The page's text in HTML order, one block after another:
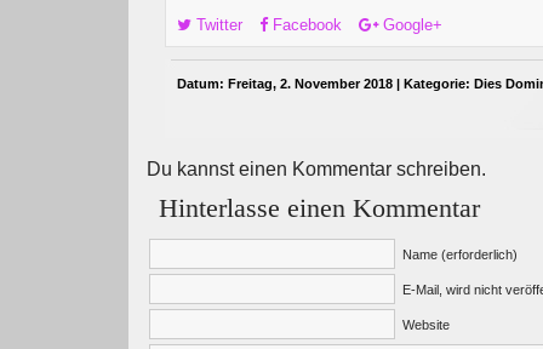
Twitter
Facebook Google+
Datum: Freitag, 2. November 2018 | Kategorie: Dies
Du kannst einen Kommentar schreiben.
Hinterlasse einen Kommentar
Name (erforderlich)
E-Mail, wird nicht
Website